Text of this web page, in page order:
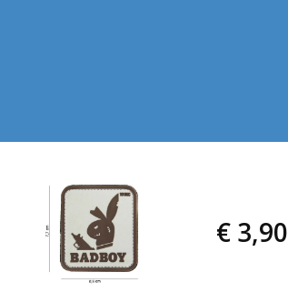
€ 3,90